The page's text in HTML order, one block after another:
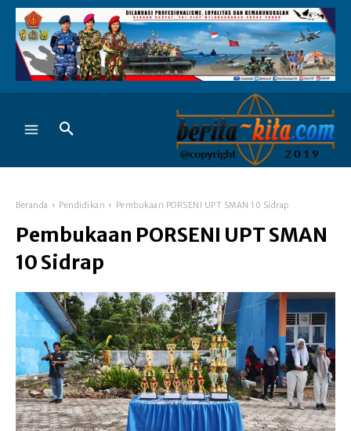
Beranda Pendidikan Pembukaan PORSENI UPT SMAN 10 Sidrap
Pembukaan PORSENI UPT SMAN
10 Sidrap